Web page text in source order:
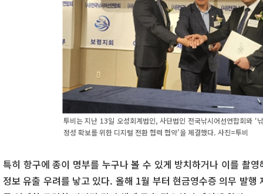
투비는 지난 13일 오성회계법인, 사단법인 전국낚시어선연합회와 ‘
정성 확보를 위한 디지털 전환 협력 협약’을 체결했다. 사진=투비
특히 항구에 종이 명부를 누구나 볼 수 있게 방치하거나 이를 촬
정보 유출 우려를 낳고 있다. 올해 1월 부터 현금영수증 의무 발행